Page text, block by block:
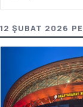
12 ŞUBAT 2026